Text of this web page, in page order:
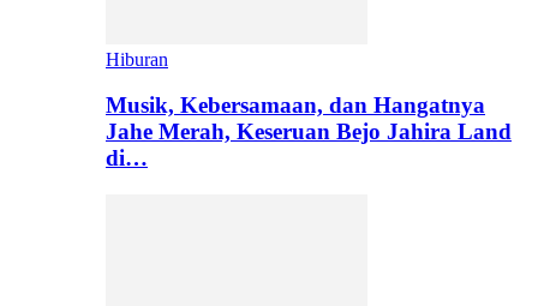
Hiburan
Musik, Kebersamaan, dan Hangatnya
Jahe Merah, Keseruan Bejo Jahira Land
di…